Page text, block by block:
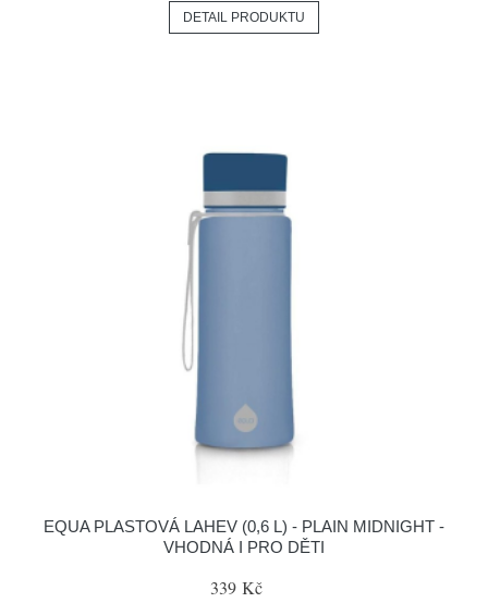
DETAIL PRODUKTU
EQUA PLASTOVÁ LAHEV (0,6 L) - PLAIN MIDNIGHT -
VHODNÁ I PRO DĚTI
339 Kč